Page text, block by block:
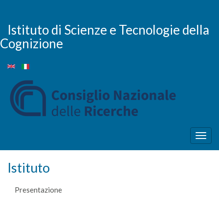
contenuto
principale
Istituto di Scienze e Tecnologie della
Cognizione
Istituto
Presentazione